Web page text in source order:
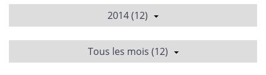
2014 (12)
Tous les mois (12)